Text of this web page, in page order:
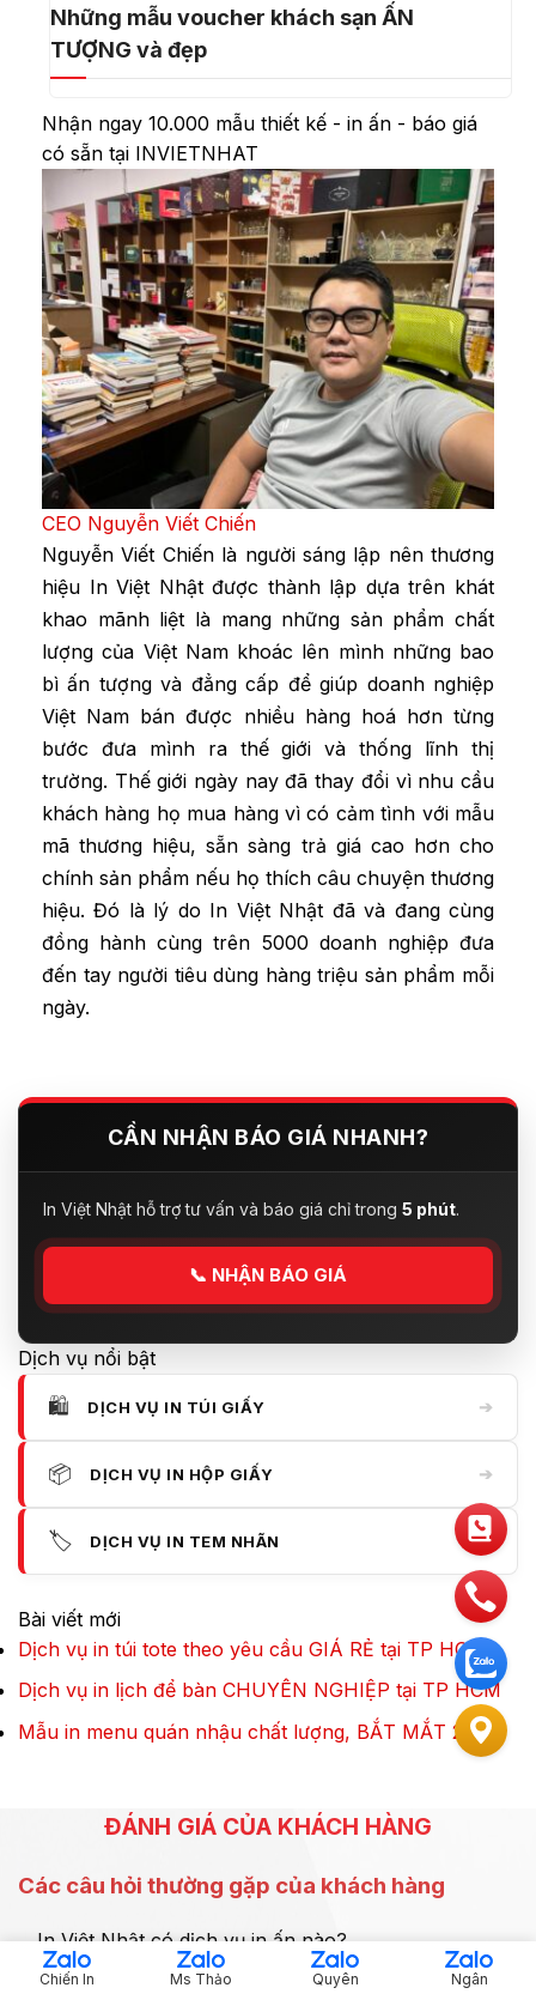
Những mẫu voucher khách sạn ẤN
TƯỢNG và đẹp
Nhận ngay 10.000 mẫu thiết kế - in ấn - báo giá
có sẵn tại INVIETNHAT
CEO Nguyễn Viết Chiến
Nguyễn Viết Chiến là người sáng lập nên thương
hiệu In Việt Nhật được thành lập dựa trên khát
khao mãnh liệt là mang những sản phẩm chất
lượng của Việt Nam khoác lên mình những bao
bì ấn tượng và đẳng cấp để giúp doanh nghiệp
Việt Nam bán được nhiều hàng hoá hơn từng
bước đưa mình ra thế giới và thống lĩnh thị
trường. Thế giới ngày nay đã thay đổi vì nhu cầu
khách hàng họ mua hàng vì có cảm tình với mẫu
mã thương hiệu, sẵn sàng trả giá cao hơn cho
chính sản phẩm nếu họ thích câu chuyện thương
hiệu. Đó là lý do In Việt Nhật đã và đang cùng
đồng hành cùng trên 5000 doanh nghiệp đưa
đến tay người tiêu dùng hàng triệu sản phẩm mỗi
ngày.
CẦN NHẬN BÁO GIÁ NHANH?
In Việt Nhật hỗ trợ tư vấn và báo giá chỉ trong 5 phút.
📞 NHẬN BÁO GIÁ
Dịch vụ nổi bật
🛍️ DỊCH VỤ IN TÚI GIẤY ➔
📦 DỊCH VỤ IN HỘP GIẤY ➔
🏷️ DỊCH VỤ IN TEM NHÃN ➔
Bài viết mới
Dịch vụ in túi tote theo yêu cầu GIÁ RẺ tại TP HCM
Dịch vụ in lịch để bàn CHUYÊN NGHIỆP tại TP HCM
Mẫu in menu quán nhậu chất lượng, BẮT MẮT 2026
ĐÁNH GIÁ CỦA KHÁCH HÀNG
Các câu hỏi thường gặp của khách hàng
In Việt Nhật có dịch vụ in ấn nào?
In Việt Nhật chuyên cung cấp dịch vụ thiết kế, in ấn
Chiến In Ms Thảo Quyên Ngân